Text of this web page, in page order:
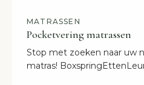
MATRASSEN
Pocketvering matrassen
Stop met zoeken naar uw
matras!